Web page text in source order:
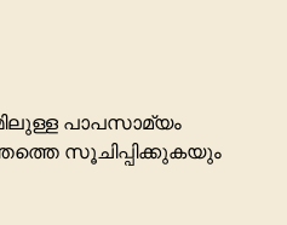
പാപസാമ്യം
സൂചിപ്പിക്കുകയും